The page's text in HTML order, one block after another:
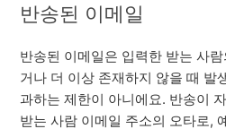
반송된 이메일
반송된 이메일은 입력한 받는 사
거나 더 이상 존재하지 않을 때 발
과하는 제한이 아니에요. 반송이
받는 사람 이메일 주소의 오타로,